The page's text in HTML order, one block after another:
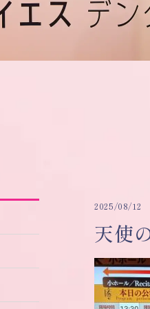
2025/08/12
天使